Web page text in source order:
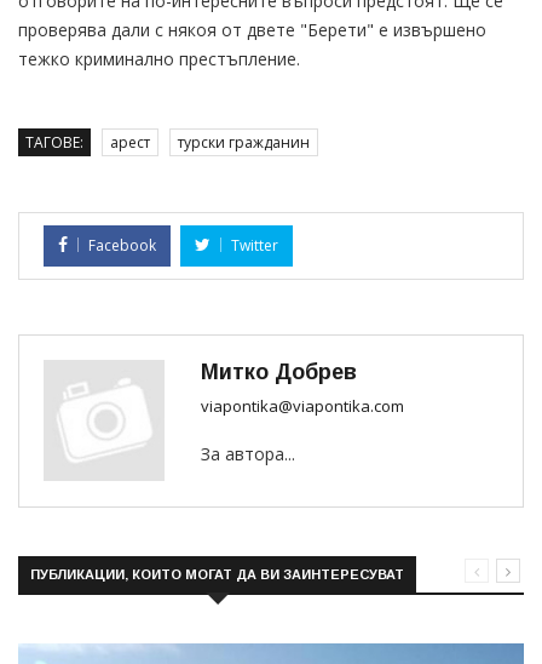
проверява дали с някоя от двете "Берети" е извършено
тежко криминално престъпление.
ТАГОВЕ: арест турски гражданин
Facebook Twitter
Митко Добрев
viapontika@viapontika.com
За автора...
ПУБЛИКАЦИИ, КОИТО МОГАТ ДА ВИ ЗАИНТЕРЕСУВАТ